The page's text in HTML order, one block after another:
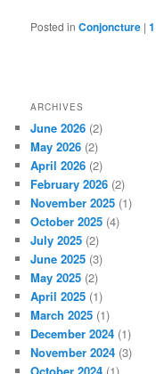
Posted in Conjoncture |1
ARCHIVES
June 2026 (2)
May 2026 (2)
April 2026 (2)
February 2026 (2)
November 2025 (1)
October 2025 (4)
July 2025 (2)
June 2025 (3)
May 2025 (2)
April 2025 (1)
March 2025 (1)
December 2024 (1)
November 2024 (3)